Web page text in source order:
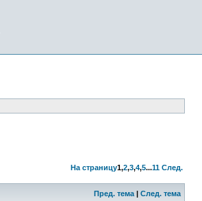
На страницу1,2,3,4,5...11 След.
Пред. тема | След. тема